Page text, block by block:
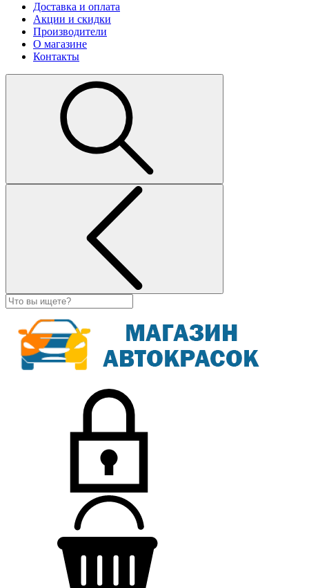
Доставка и оплата
Акции и скидки
Производители
О магазине
Контакты